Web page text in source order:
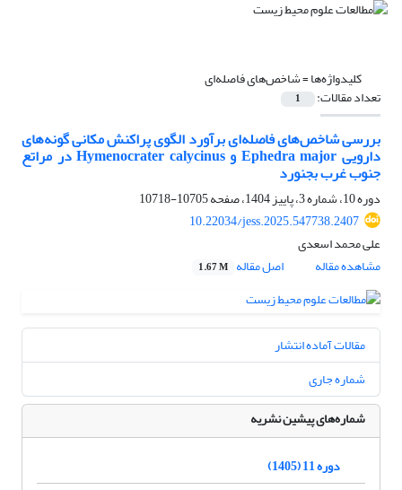
کلیدواژه‌ها =شاخص‌های فاصله‌ای
تعداد مقالات: 1
بررسی شاخص‌های فاصله‌ای برآورد الگوی پراکنش مکانی گونه‌های
دارویی Ephedra major و Hymenocrater calycinus در مراتع
جنوب غرب بجنورد
دوره 10، شماره 3، پاییز 1404، صفحه
10705-10718
10.22034/jess.2025.547738.2407
علی محمد اسعدی
مشاهده مقاله
اصل مقاله 1.67 M
مقالات آماده انتشار
شماره جاری
شماره‌های پیشین نشریه
دوره 11 (1405)